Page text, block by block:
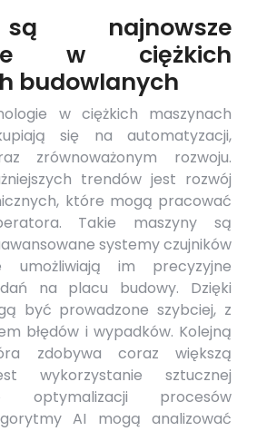
najnowsze
w ciężkich
budowlanych
w ciężkich maszynach
się na automatyzacji,
zrównoważonym rozwoju.
trendów jest rozwój
które mogą pracować
Takie maszyny są
systemy czujników
im precyzyjne
na placu budowy. Dzięki
być prowadzone szybciej, z
błędów i wypadków. Kolejną
zdobywa coraz większą
wykorzystanie sztucznej
optymalizacji procesów
AI mogą analizować